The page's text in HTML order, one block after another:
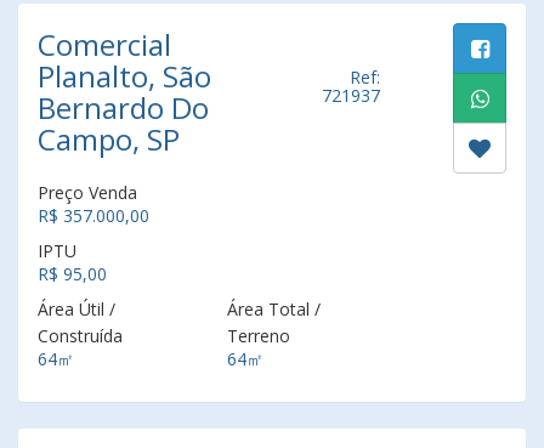
Comercial
Planalto, São
Bernardo Do
Campo, SP
Ref:
721937
Preço Venda
R$ 357.000,00
IPTU
R$ 95,00
Área Útil /
Construída
64㎡
Área Total /
Terreno
64㎡